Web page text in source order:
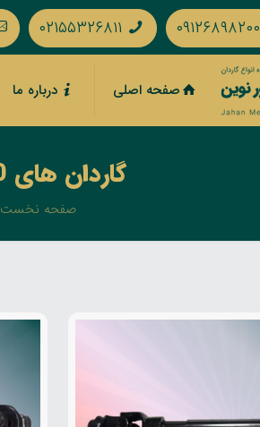
۰۹۱۲۶۸۹۸۲۰۰ ۰۲۱۵۵۳۲۶۸۱۱
صفحه اصلی درباره ما
گاردان های KU4100 لوله 3 گوش – ایرانی G.M.N
صفحه نخست